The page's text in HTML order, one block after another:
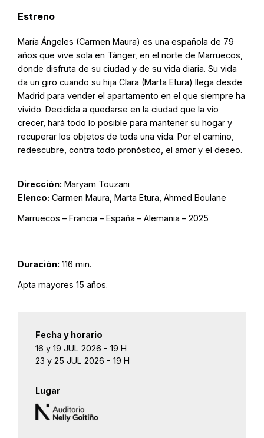
Estreno
María Ángeles (Carmen Maura) es una española de 79
años que vive sola en Tánger, en el norte de Marruecos,
donde disfruta de su ciudad y de su vida diaria. Su vida
da un giro cuando su hija Clara (Marta Etura) llega desde
Madrid para vender el apartamento en el que siempre ha
vivido. Decidida a quedarse en la ciudad que la vio
crecer, hará todo lo posible para mantener su hogar y
recuperar los objetos de toda una vida. Por el camino,
redescubre, contra todo pronóstico, el amor y el deseo.
Dirección: Maryam Touzani
Elenco: Carmen Maura, Marta Etura, Ahmed Boulane
Marruecos – Francia – España – Alemania – 2025
Duración: 116 min.
Apta mayores 15 años.
Fecha y horario
16 y 19 JUL 2026 - 19 H
23 y 25 JUL 2026 - 19 H
Lugar